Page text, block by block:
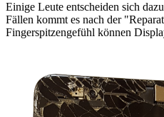
Einige Leute entscheiden sich
Fällen kommt es nach der
Fingerspitzengefühl können